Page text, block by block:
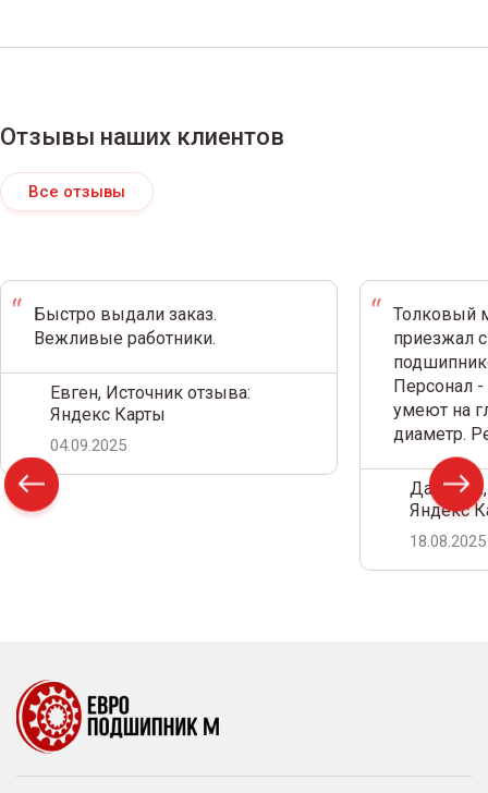
Отзывы наших клиентов
Все отзывы
Быстро выдали заказ.
Вежливые работники.
Евген, Источник отзыва:
Яндекс Карты
04.09.2025
Толковый
приезжал
Персонал
умеют на
диаметр.
Дамир
Яндекс
18.08.2025